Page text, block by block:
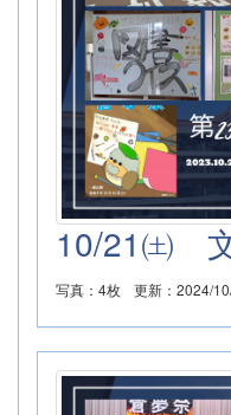
10/21㈯
写真：4枚 更新：2024/